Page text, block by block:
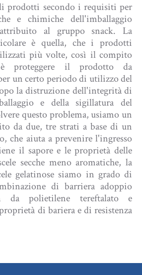
prodotti secondo i requisiti per
e chimiche dell'imballaggio
attribuito al gruppo snack. La
è quella, che i prodotti
più volte, così il compito
è proteggere il prodotto da
un certo periodo di utilizzo del
la distruzione dell'integrità di
e della sigillatura del
questo problema, usiamo un
da due, tre strati a base di un
che aiuta a prevenire l'ingresso
il sapore e le proprietà delle
secche meno aromatiche, la
gelatinose siamo in grado di
di barriera adoppio
da polietilene tereftalato e
di bariera e di resistenza